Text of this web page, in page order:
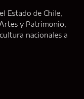
Estado de Chile,
y Patrimonio,
nacionales a